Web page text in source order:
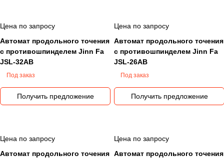
Цена по запросу
Автомат продольного точения
с противошпинделем Jinn Fa
JSL-32AB
Под заказ
Получить предложение
Цена по запросу
Автомат продольного точения
с противошпинделем Jinn Fa
JSL-26AB
Под заказ
Получить предложение
Цена по запросу
Автомат продольного точения
Цена по запросу
Автомат продольного точения